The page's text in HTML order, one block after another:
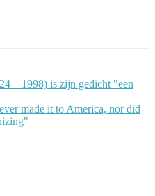
– 1998) is zijn gedicht "een
made it to America, nor did